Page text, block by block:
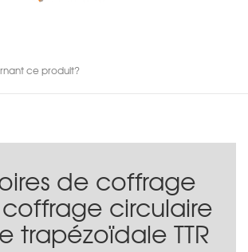
ce produit?
de coffrage
circulaire
trapézoïdale TTR